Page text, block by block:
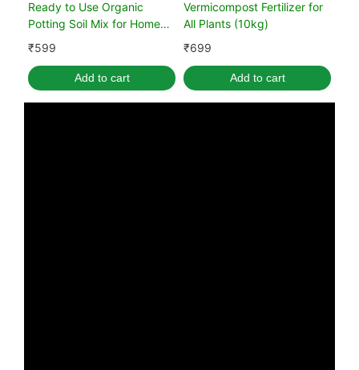
Ready to Use Organic
Potting Soil Mix for Home
Gardening 10 kg
₹599
Add to cart
Vermicompost Fertilizer for
All Plants (10kg)
₹699
Add to cart